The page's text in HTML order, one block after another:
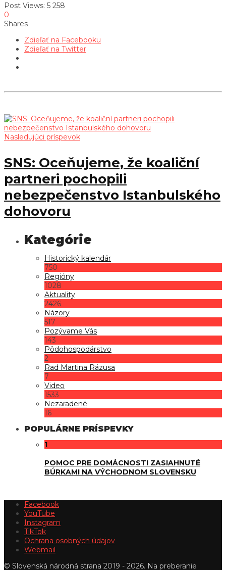
Post Views: 5 258
0
Shares
Zdieľať na Facebooku
Zdieľať na Twitter
Nasledujúci príspevok
SNS: Oceňujeme, že koaliční
partneri pochopili
nebezpečenstvo Istanbulského
dohovoru
Historický kalendár
750
Regióny
1028
Aktuality
2426
Názory
517
Pozývame Vás
143
Pôdohospodárstvo
2
Rad Martina Rázusa
7
Video
1533
Nezaradené
16
POPULÁRNE PRÍSPEVKY
1
POMOC PRE DOMÁCNOSTI ZASIAHNUTÉ
BÚRKAMI NA VÝCHODNOM SLOVENSKU
Facebook
YouTube
Instagram
TikTok
Ochrana osobných údajov
Webmail
© Slovenská národná strana 2019 - 2026. Na preberanie